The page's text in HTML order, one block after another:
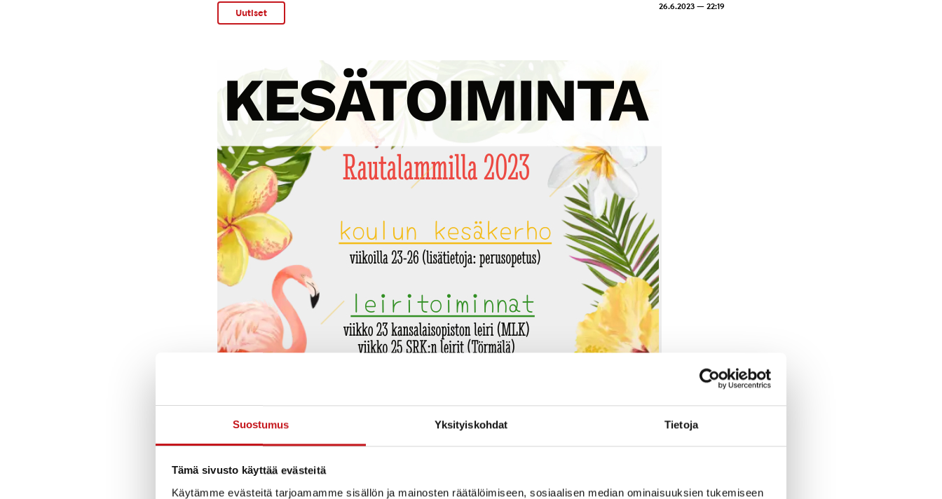
Suostumus Yksityiskohdat Tietoja
Tämä sivusto käyttää evästeitä
Käytämme evästeitä tarjoamamme sisällön ja mainosten räätälöimiseen, sosiaalisen median ominaisuuksien tukemiseen
Uutiset
26.6.2023 — 22:19